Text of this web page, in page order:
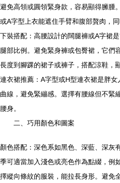
避免高領或圓領緊身款，容易顯得臃腫
或A字型上衣能遮住手臂和腹部贅肉，同
下裝搭配：高腰設計的闊腿褲或A字裙
腿部比例。避免緊身褲或包臀裙，它們
長度到腳踝的裙子或褲子，搭配涼鞋，
連衣裙推薦：A字型或H型連衣裙是胖
曲線，避免緊繃感。選擇有腰線但不緊
腰身。
二、巧用顏色和圖案
顏色搭配：深色系如黑色、深藍、深灰
季可適當加入淺色或亮色作為點綴，例
擇縱向條紋的服裝，能拉長身形。避免